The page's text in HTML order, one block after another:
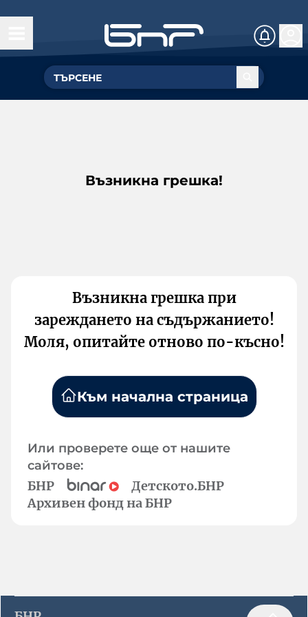
Възникна грешка!
Възникна грешка при
зареждането на съдържанието!
Моля, опитайте отново по-късно!
Към начална страница
Или проверете още от нашите
сайтове:
БНР
Детското.БНР
Архивен фонд на БНР